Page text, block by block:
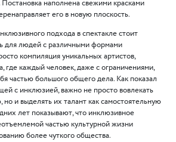
наполнена свежими красками
его в новую плоскость.
подхода в спектакле стоит
для людей с различными формами
компиляция уникальных артистов,
где каждый человек, даже с ограничениями,
частью большого общего дела. Как показал
с инклюзией, важно не просто вовлекать
и выделять их талант как самостоятельную
лет показывают, что инклюзивное
частью культурной жизни
более чуткого общества.